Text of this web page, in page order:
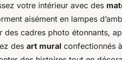
votre intérieur avec des
aisément en lampes
des cadres photo étonnants,
des art mural confectionnés